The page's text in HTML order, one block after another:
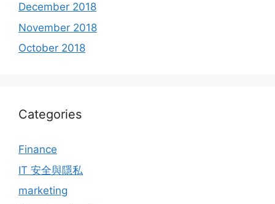
December 2018
November 2018
October 2018
Categories
Finance
IT 安全與隱私
marketing